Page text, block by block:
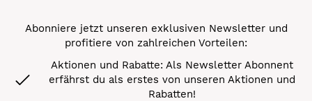
Abonniere jetzt unseren exklusiven Newsletter und
profitiere von zahlreichen Vorteilen:
Aktionen und Rabatte: Als Newsletter Abonnent
erfährst du als erstes von unseren Aktionen und
Rabatten!